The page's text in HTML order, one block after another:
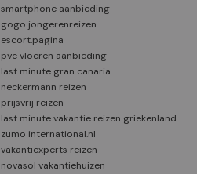
smartphone aanbieding
gogo jongerenreizen
escort.pagina
pvc vloeren aanbieding
last minute gran canaria
neckermann reizen
prijsvrij reizen
last minute vakantie reizen griekenland
zumo international.nl
vakantiexperts reizen
novasol vakantiehuizen